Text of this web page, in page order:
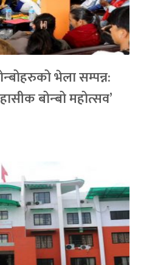
भेला सम्पन्न:
बोन्बो महोत्सव’